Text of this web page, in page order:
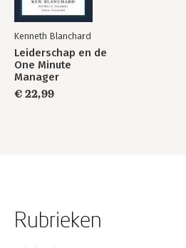
Kenneth Blanchard
Leiderschap en de
One Minute
Manager
€ 22,99
Rubrieken